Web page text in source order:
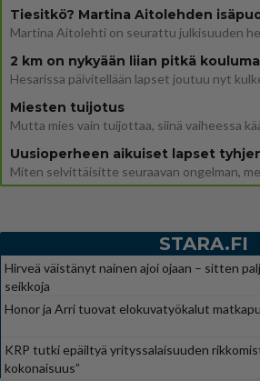
2 km on nykyään liian pitkä
Miesten tuijotus
STARA.FI
Hirveä väistänyt nainen ajoi ojaan – sitten
seikkoja
Honor ja Arri tuovat elokuvatyökalut
KRP tutki epäiltyä yrityssalaisuuden
kokonaisuus”